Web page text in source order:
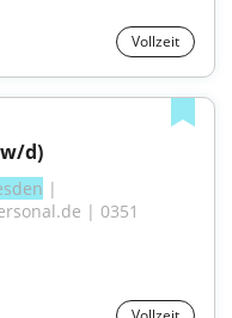
Vollzeit
d)
|
| 0351